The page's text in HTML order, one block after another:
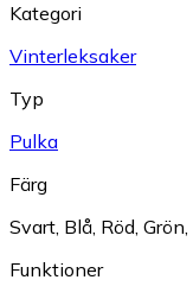
Kategori
Vinterleksaker
Typ
Pulka
Färg
Svart, Blå, Röd, Grön,
Funktioner